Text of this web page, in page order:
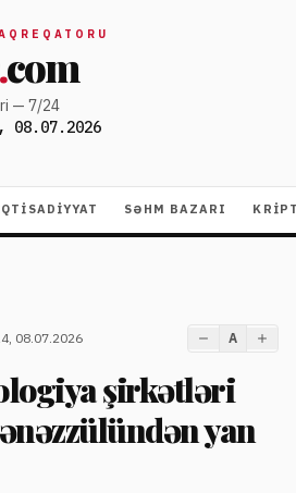
com
— 7/24
08.07.2026
SƏHM BAZARI
08.07.2026 A
şirkətləri
yan